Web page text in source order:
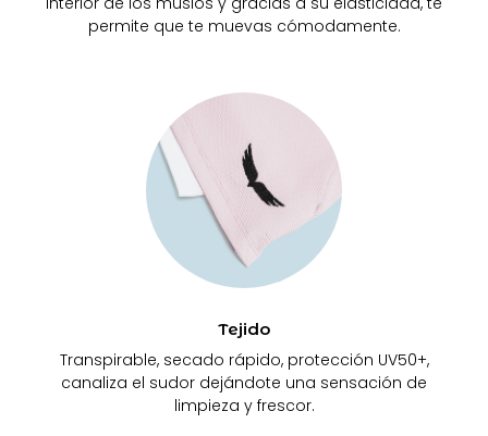
permite que te muevas cómodamente.
Tejido
Transpirable, secado rápido, protección UV50+,
canaliza el sudor dejándote una sensación de
limpieza y frescor.